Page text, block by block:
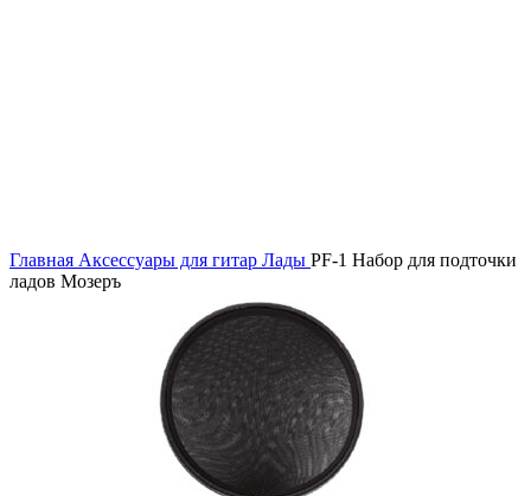
Главная Аксессуары для гитар Лады PF-1 Набор для подточки
ладов Мозеръ